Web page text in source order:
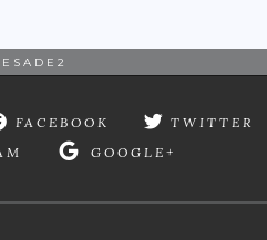
FACEBOOK
TWITTER
GOOGLE+